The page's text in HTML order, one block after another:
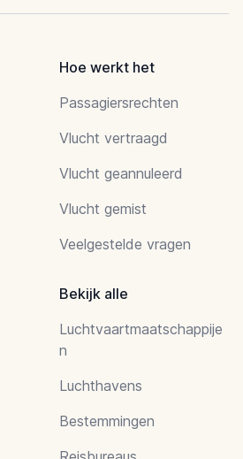
Hoe werkt het
Passagiersrechten
Vlucht vertraagd
Vlucht geannuleerd
Vlucht gemist
Veelgestelde vragen
Bekijk alle
Luchtvaartmaatschappije
n
Luchthavens
Bestemmingen